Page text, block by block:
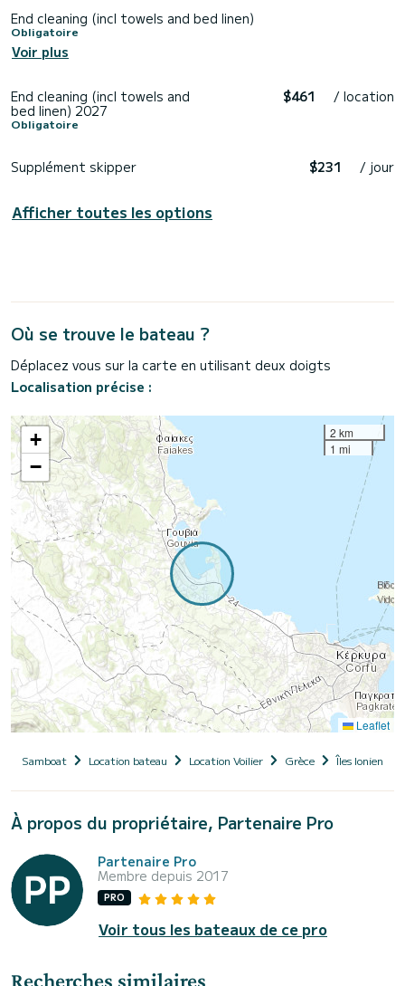
End cleaning (incl towels and bed linen)
Obligatoire
Voir plus
End cleaning (incl towels and
bed linen) 2027
Obligatoire
$461 / location
Supplément skipper $231 / jour
Afficher toutes les options
Où se trouve le bateau ?
Déplacez vous sur la carte en utilisant deux doigts
Localisation précise :
+
−
2 km
1 mi
Leaflet
Samboat Location bateau Location Voilier Grèce Îles Ioniennes
À propos du propriétaire, Partenaire Pro
Partenaire Pro
Membre depuis 2017
PRO
Voir tous les bateaux de ce pro
Recherches similaires